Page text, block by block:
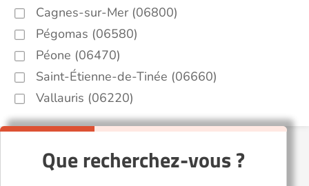
Cagnes-sur-Mer (06800)
Pégomas (06580)
Péone (06470)
Saint-Étienne-de-Tinée (06660)
Vallauris (06220)
Que recherchez-vous ?